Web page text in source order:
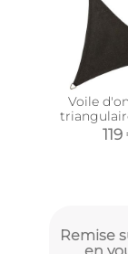
Voile
noir (5 x
Remise